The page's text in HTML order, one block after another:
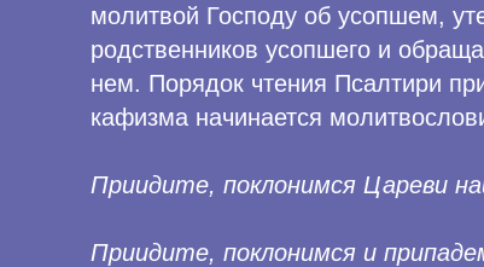
молитвой Господу об усопшем,
родственников усопшего и
нем. Порядок чтения Псалтири
кафизма начинается
Приидите, поклонимся Цареви
Приидите, поклонимся и